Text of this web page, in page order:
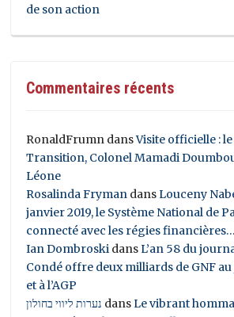
de son action
Commentaires récents
RonaldFrumn dansVisite officielle :
Transition, Colonel Mamadi
Léone
Rosalinda Fryman dansLouceny
janvier 2019, le Système National de
connecté avec les régies
Ian Dombroski dansL’an 58 du
Condé offre deux milliards de GNF
et à l’AGP
נערות ליווי בחולון dansLe vibrant